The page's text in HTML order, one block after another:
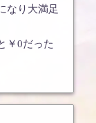
なり大満足
￥0だった